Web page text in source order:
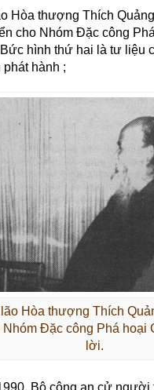
Hòa thượng Thích
cho Nhóm Đặc công
hình thứ hai là tư liệu
hành ;
Hòa thượng Thích
Đặc công Phá
lời.
Bộ công an cử